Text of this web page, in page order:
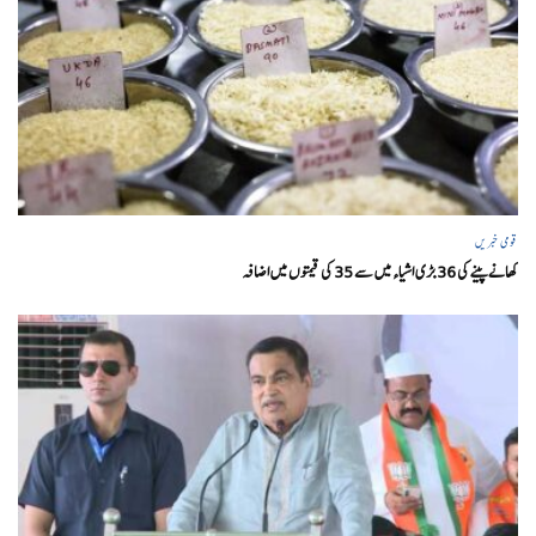
قومی خبریں
کھانے پینے کی 36 بڑی اشیاء میں سے 35 کی قیمتوں میں اضافہ